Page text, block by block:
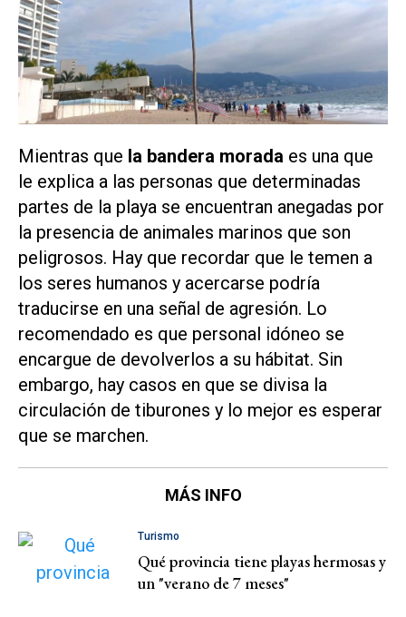
Mientras que la bandera morada es una que
le explica a las personas que determinadas
partes de la playa se encuentran anegadas por
la presencia de animales marinos que son
peligrosos. Hay que recordar que le temen a
los seres humanos y acercarse podría
traducirse en una señal de agresión. Lo
recomendado es que personal idóneo se
encargue de devolverlos a su hábitat. Sin
embargo, hay casos en que se divisa la
circulación de tiburones y lo mejor es esperar
que se marchen.
MÁS INFO
Turismo
Qué provincia tiene playas hermosas y
un "verano de 7 meses"